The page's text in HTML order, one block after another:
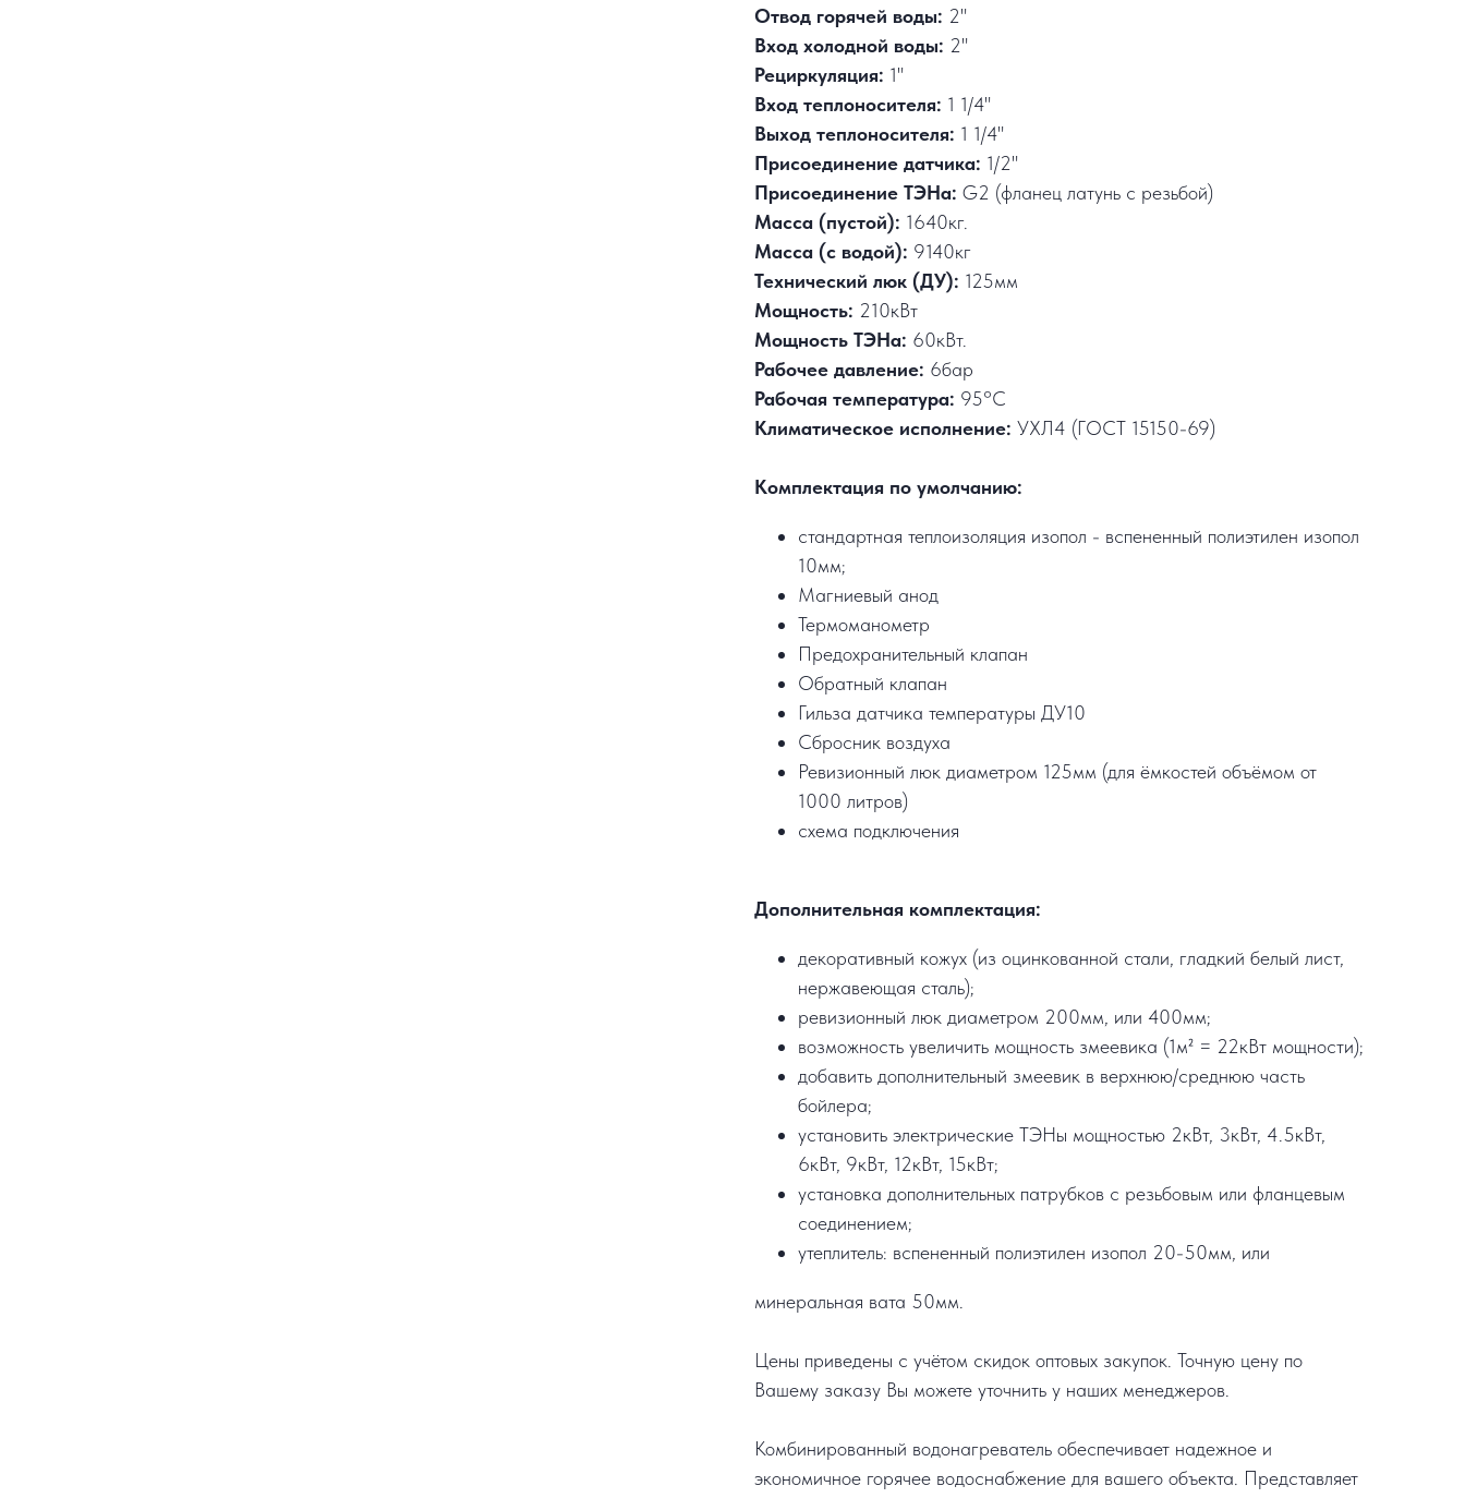
Отвод горячей воды: 2"
Вход холодной воды: 2"
Рециркуляция: 1"
Вход теплоносителя: 1 1/4"
Выход теплоносителя: 1 1/4"
Присоединение датчика: 1/2"
Присоединение ТЭНа: G2 (фланец латунь с резьбой)
Масса (пустой): 1640кг.
Масса (с водой): 9140кг
Технический люк (ДУ): 125мм
Мощность: 210кВт
Мощность ТЭНа: 60кВт.
Рабочее давление: 6бар
Рабочая температура: 95°C
Климатическое исполнение: УХЛ4 (ГОСТ 15150-69)
Комплектация по умолчанию:
стандартная теплоизоляция изопол - вспененный полиэтилен изопол
10мм;
Магниевый анод
Термоманометр
Предохранительный клапан
Обратный клапан
Гильза датчика температуры ДУ10
Сбросник воздуха
Ревизионный люк диаметром 125мм (для ёмкостей объёмом от
1000 литров)
схема подключения
Дополнительная комплектация:
декоративный кожух (из оцинкованной стали, гладкий белый лист,
нержавеющая сталь);
ревизионный люк диаметром 200мм, или 400мм;
возможность увеличить мощность змеевика (1м² = 22кВт мощности);
добавить дополнительный змеевик в верхнюю/среднюю часть
бойлера;
установить электрические ТЭНы мощностью 2кВт, 3кВт, 4.5кВт,
6кВт, 9кВт, 12кВт, 15кВт;
установка дополнительных патрубков с резьбовым или фланцевым
соединением;
утеплитель: вспененный полиэтилен изопол 20-50мм, или
минеральная вата 50мм.
Цены приведены с учётом скидок оптовых закупок. Точную цену по
Вашему заказу Вы можете уточнить у наших менеджеров.
Комбинированный водонагреватель обеспечивает надежное и
экономичное горячее водоснабжение для вашего объекта. Представляет